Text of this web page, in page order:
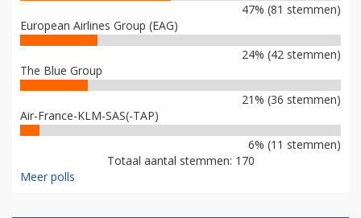
47% (81 stemmen)
European Airlines Group (EAG)
24% (42 stemmen)
The Blue Group
21% (36 stemmen)
Air-France-KLM-SAS(-TAP)
6% (11 stemmen)
Totaal aantal stemmen: 170
Meer polls